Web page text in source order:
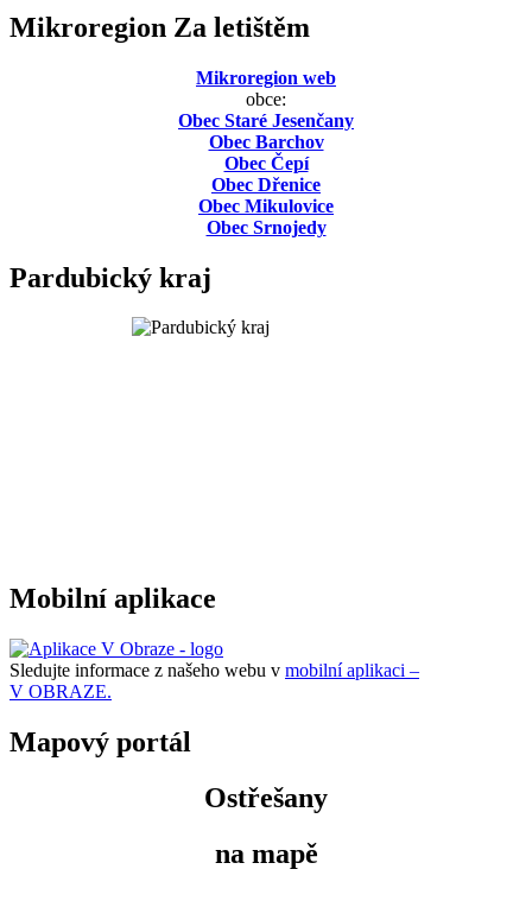
Mikroregion Za letištěm
Mikroregion web
obce:
Obec Staré Jesenčany
Obec Barchov
Obec Čepí
Obec Dřenice
Obec Mikulovice
Obec Srnojedy
Pardubický kraj
Mobilní aplikace
Sledujte informace z našeho webu v mobilní aplikaci –
V OBRAZE.
Mapový portál
Ostřešany
na mapě